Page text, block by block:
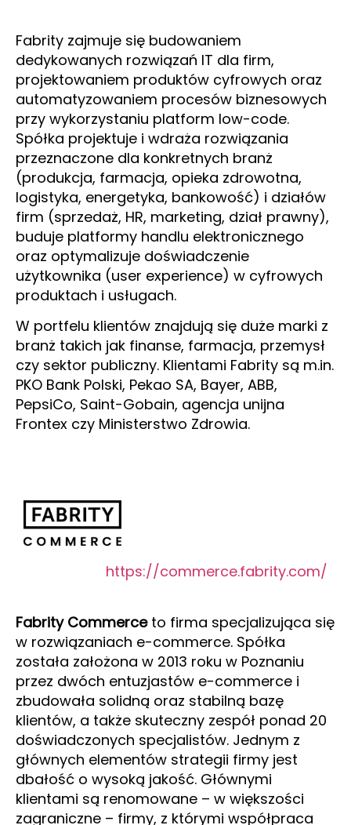
Fabrity zajmuje się budowaniem
dedykowanych rozwiązań IT dla firm,
projektowaniem produktów cyfrowych oraz
automatyzowaniem procesów biznesowych
przy wykorzystaniu platform low-code.
Spółka projektuje i wdraża rozwiązania
przeznaczone dla konkretnych branż
(produkcja, farmacja, opieka zdrowotna,
logistyka, energetyka, bankowość) i działów
firm (sprzedaż, HR, marketing, dział prawny),
buduje platformy handlu elektronicznego
oraz optymalizuje doświadczenie
użytkownika (user experience) w cyfrowych
produktach i usługach.
W portfelu klientów znajdują się duże marki z
branż takich jak finanse, farmacja, przemysł
czy sektor publiczny. Klientami Fabrity są m.in.
PKO Bank Polski, Pekao SA, Bayer, ABB,
PepsiCo, Saint-Gobain, agencja unijna
Frontex czy Ministerstwo Zdrowia.
https://commerce.fabrity.com/
Fabrity Commerceto firma specjalizująca się
w rozwiązaniach e-commerce. Spółka
została założona w 2013 roku w Poznaniu
przez dwóch entuzjastów e-commerce i
zbudowała solidną oraz stabilną bazę
klientów, a także skuteczny zespół ponad 20
doświadczonych specjalistów. Jednym z
głównych elementów strategii firmy jest
dbałość o wysoką jakość. Głównymi
klientami są renomowane – w większości
zagraniczne – firmy, z którymi współpraca